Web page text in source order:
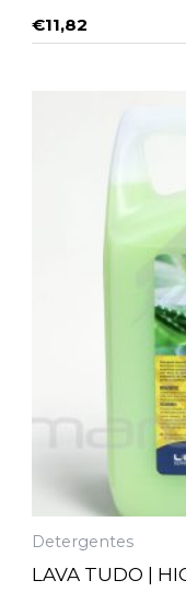
€11,82
Detergentes
LAVA TUDO |